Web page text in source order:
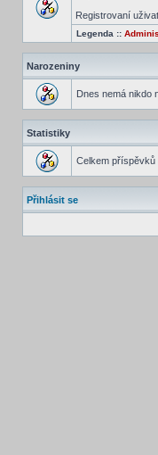
Registrovaní
Legenda ::
Narozeniny
Dnes nemá nikdo
Statistiky
Celkem příspěvků
Přihlásit se